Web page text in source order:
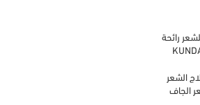
رائحة
الشعر
الجاف